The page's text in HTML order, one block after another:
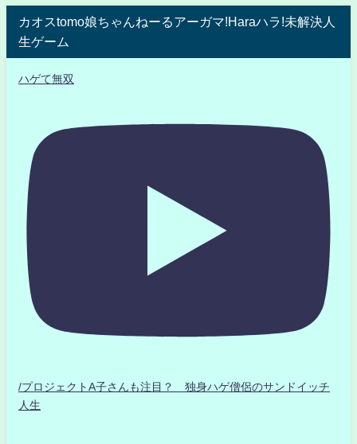
カオスtomo娘ちゃんねーるアーガマ!Haraハラ!未解決人
生ゲーム
ハゲて無双
/プロジェクトA子さんも注目？ 独身ハゲ僧侶のサンドイッチ
人生